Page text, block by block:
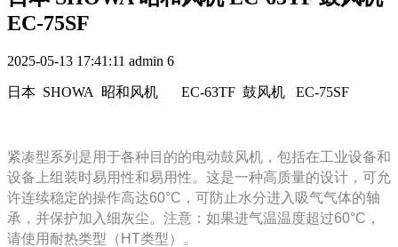
EC-75SF
2025-05-13 17:41:11 admin 6
日本 SHOWA 昭和风机 EC-63TF 鼓风机 EC-75SF
紧凑型系列是用于各种目的的电动鼓风机，包括在工业设备和
设备上组装时易用性和易用性。这是一种高质量的设计，可允
许连续稳定的操作高达60°C，可防止水分进入吸气气体的轴
承，并保护加入细灰尘。注意：如果进气温温度超过60°C，
请使用耐热类型（HT类型）。